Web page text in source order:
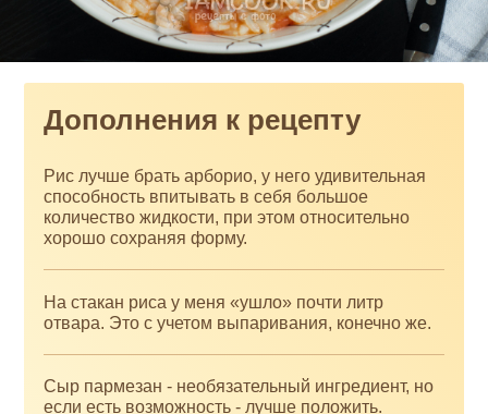
Дополнения к рецепту
Рис лучше брать арборио, у него удивительная
способность впитывать в себя большое
количество жидкости, при этом относительно
хорошо сохраняя форму.
На стакан риса у меня «ушло» почти литр
отвара. Это с учетом выпаривания, конечно же.
Сыр пармезан - необязательный ингредиент, но
если есть возможность - лучше положить.